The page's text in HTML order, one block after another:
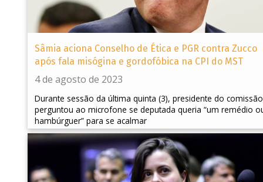
Sâmia aciona Conselho de Ética e PGR contra Zucco
após fala misógina e gordofóbica na CPI do MST
4 de agosto de 2023
Durante sessão da última quinta (3), presidente do comissão
perguntou ao microfone se deputada queria “um remédio
hambúrguer” para se acalmar